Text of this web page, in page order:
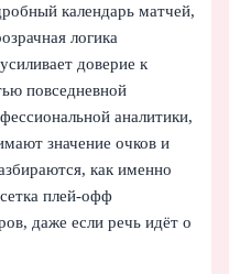
календарь матчей,
логика
доверие к
повседневной
аналитики,
значение очков и
как именно
плей-офф
даже если речь идёт о